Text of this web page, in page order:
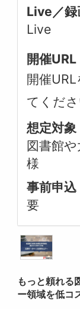
Live／録
Live
開催URL
開催
てくださ
想定対象
図書館
様
事前申込
要
もっと頼れる
ー領域を低コ